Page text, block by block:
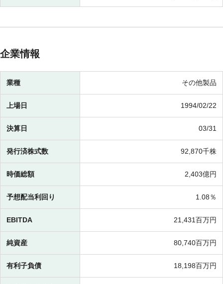
企業情報
業種 その他製品
上場日 1994/02/22
決算日 03/31
発行済株式数 92,870千株
時価総額 2,403億円
予想配当利回り 1.08％
EBITDA 21,431百万円
純資産 80,740百万円
有利子負債 18,198百万円